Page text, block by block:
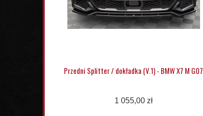
Przedni Splitter / dokładka (V.1) - BMW X7 M G07
1 055,00 zł